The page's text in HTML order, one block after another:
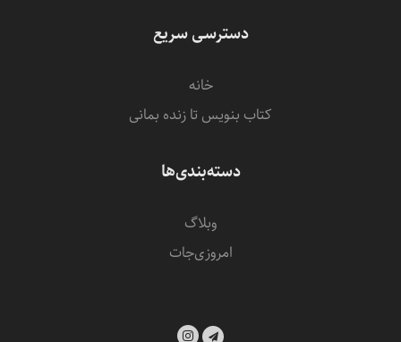
دسترسی سریع
خانه
کتاب بنویس تا زنده بمانی
دسته‌بندی‌ها
وبلاگ
امروزی‌‌جات